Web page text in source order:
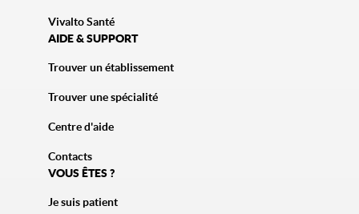
Vivalto Santé
AIDE & SUPPORT
Trouver un établissement
Trouver une spécialité
Centre d'aide
Contacts
VOUS ÊTES ?
Je suis patient